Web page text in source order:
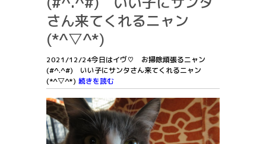
さん来てくれるニャン
(*^▽^*)
2021/12/24今日はイヴ♡ お掃除頑張るニャン
(#^.^#) いい子にサンタさん来てくれるニャン
(*^▽^*) 続きを読む